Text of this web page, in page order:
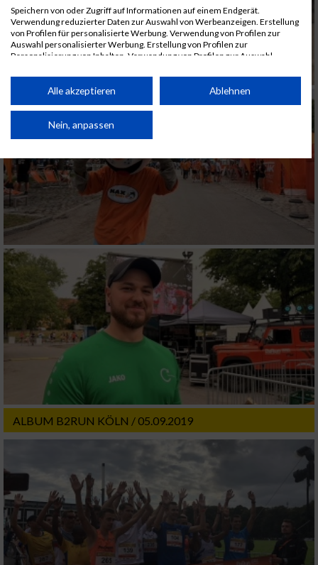
ALBUM B2RUN KÖLN / 05.09.2019
Speichern von oder Zugriff auf Informationen auf einem Endgerät.
Verwendung reduzierter Daten zur Auswahl von Werbeanzeigen. Erstellung
von Profilen für personalisierte Werbung. Verwendung von Profilen zur
Auswahl personalisierter Werbung. Erstellung von Profilen zur
Personalisierung von Inhalten. Verwendung von Profilen zur Auswahl
Performance von Inhalten. Analyse von Zielgruppen durch Statistiken oder
Kombinationen von Daten aus verschiedenen Quellen. Entwicklung und
von Inhalten.
Daten können außerhalb der Europäischen Union weitergegeben und in die
Website/App.
Partnerliste anzeigen (1 IAB-Anbieter)
Wir nutzen Ihre Daten für folgende Zwecke:
IAB-Verarbeitungszwecke:
Speichern von oder Zugriff auf Informationen
auf einem Endgerät
Verwendung reduzierter Daten zur Auswahl
von Werbeanzeigen
Erstellung von Profilen für personalisierte
Werbung
Verwendung von Profilen zur Auswahl
personalisierter Werbung
Erstellung von Profilen zur Personalisierung
von Inhalten
Verwendung von Profilen zur Auswahl
personalisierter Inhalte
Messung der Werbeleistung
Alle akzeptieren Ablehnen
Nein, anpassen